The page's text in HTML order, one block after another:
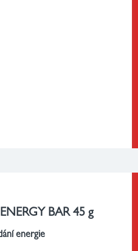
BAR 45 g
energie